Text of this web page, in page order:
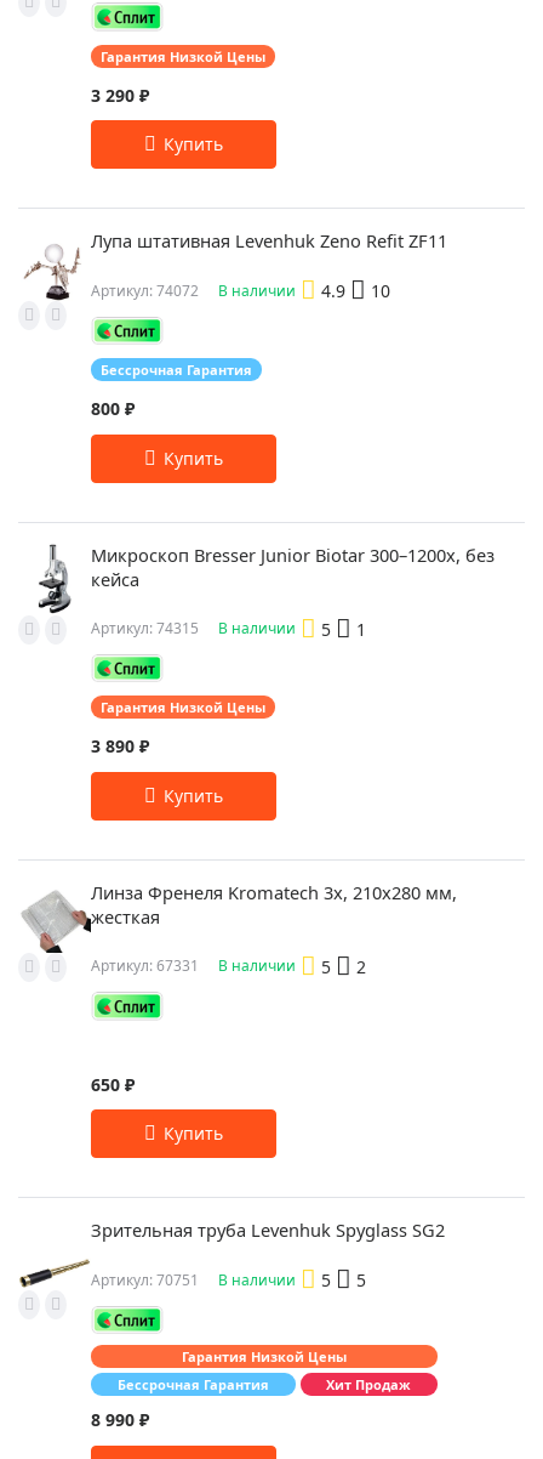
3 290 ₽
Гарантия Низкой Цены
Лупа штативная Levenhuk Zeno Refit ZF11
800 ₽
Артикул: 74072 В наличии 4.9 10
Бессрочная Гарантия
Микроскоп Bresser Junior Biotar 300–1200x, без
кейса
3 890 ₽
Артикул: 74315 В наличии 5 1
Гарантия Низкой Цены
Линза Френеля Kromatech 3x, 210х280 мм,
жесткая
650 ₽
Артикул: 67331 В наличии 5 2
Зрительная труба Levenhuk Spyglass SG2
8 990 ₽
Артикул: 70751 В наличии 5 5
Гарантия Низкой Цены
Бессрочная Гарантия
Хит Продаж